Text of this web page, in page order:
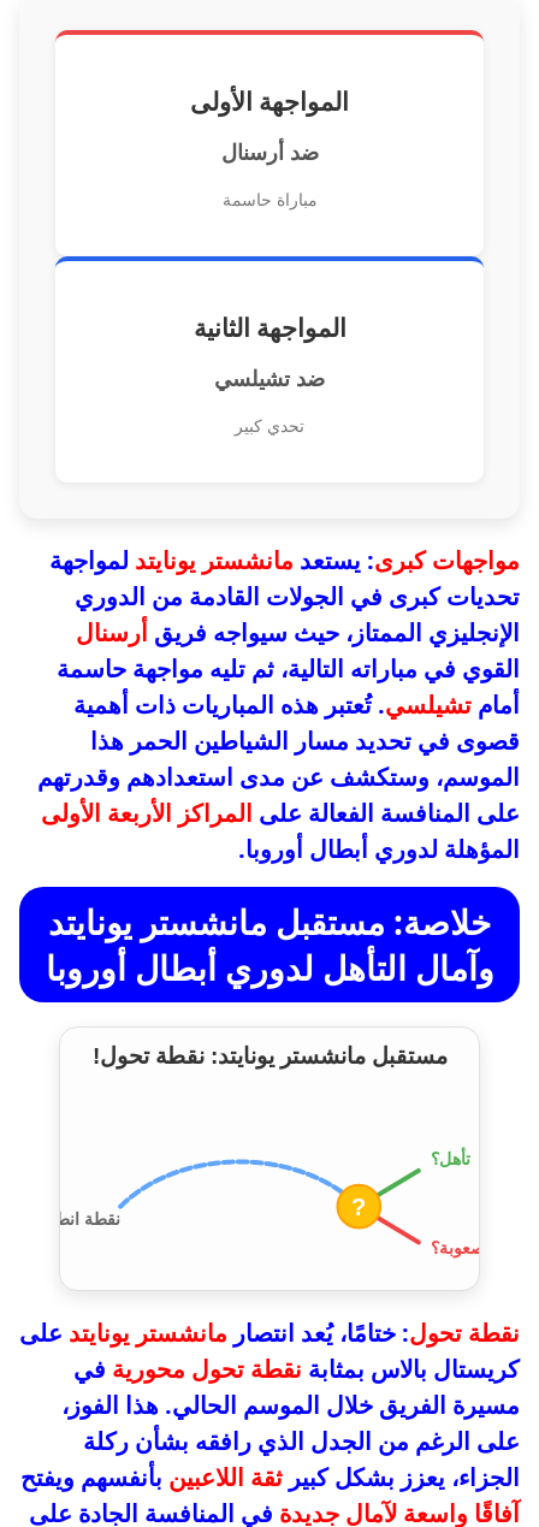
المواجهة الأولى
ضد أرسنال
مباراة حاسمة
المواجهة الثانية
ضد تشيلسي
تحدي كبير
مواجهات كبرى: يستعد مانشستر يونايتد لمواجهة
تحديات كبرى في الجولات القادمة من الدوري
الإنجليزي الممتاز، حيث سيواجه فريق أرسنال
القوي في مباراته التالية، ثم تليه مواجهة حاسمة
أمام تشيلسي. تُعتبر هذه المباريات ذات أهمية
قصوى في تحديد مسار الشياطين الحمر هذا
الموسم، وستكشف عن مدى استعدادهم وقدرتهم
على المنافسة الفعالة على المراكز الأربعة الأولى
المؤهلة لدوري أبطال أوروبا.
خلاصة: مستقبل مانشستر يونايتد
وآمال التأهل لدوري أبطال أوروبا
? نقطة انطلاق
تأهل؟
صعوبة؟
مستقبل مانشستر يونايتد: نقطة تحول!
نقطة تحول: ختامًا، يُعد انتصار مانشستر يونايتد على
كريستال بالاس بمثابة نقطة تحول محورية في
مسيرة الفريق خلال الموسم الحالي. هذا الفوز،
على الرغم من الجدل الذي رافقه بشأن ركلة
الجزاء، يعزز بشكل كبير ثقة اللاعبين بأنفسهم ويفتح
آفاقًا واسعة لآمال جديدة في المنافسة الجادة على